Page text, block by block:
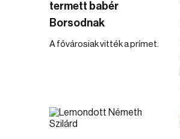
termett babér
Borsodnak
A fővárosiak vitték a prímet.